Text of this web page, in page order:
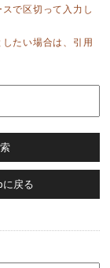
で区切って入力し
たい場合は、引用